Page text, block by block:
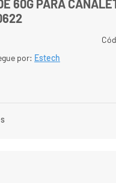
60G PARA
Cód
por: Estech